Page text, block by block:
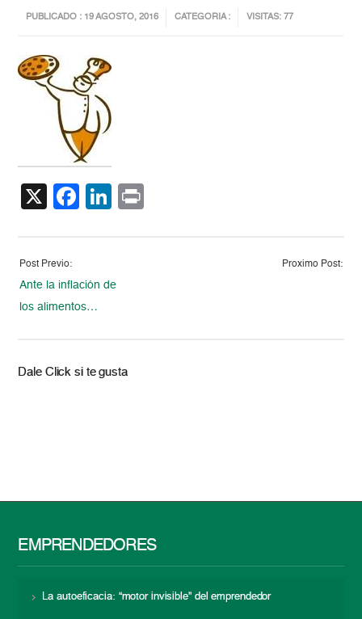
PUBLICADO : 19 AGOSTO, 2016 CATEGORIA : VISITAS: 77
X Facebook
LinkedIn
Post Previo:
Ante la inflación de
los alimentos…
Proximo Post:
Dale Click si te gusta
EMPRENDEDORES
La autoeficacia: “motor invisible” del emprendedor